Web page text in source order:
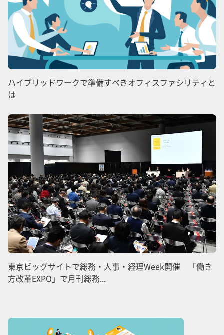
ハイブリッドワークで準備すべきオフィスファシリティと
は
東京ビッグサイトで総務・人事・経理Week開催 「働き
方改革EXPO」で月刊総務...